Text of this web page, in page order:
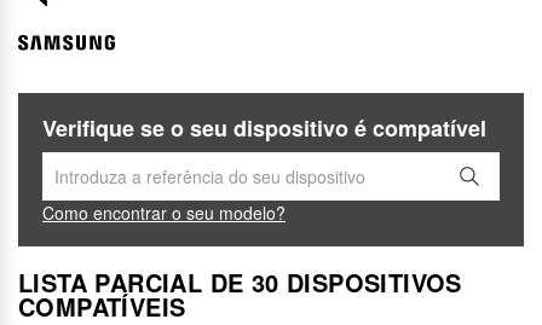
Verifique se o seu dispositivo é compatível
Como encontrar o seu modelo?
LISTA PARCIAL DE 30 DISPOSITIVOS
COMPATÍVEIS